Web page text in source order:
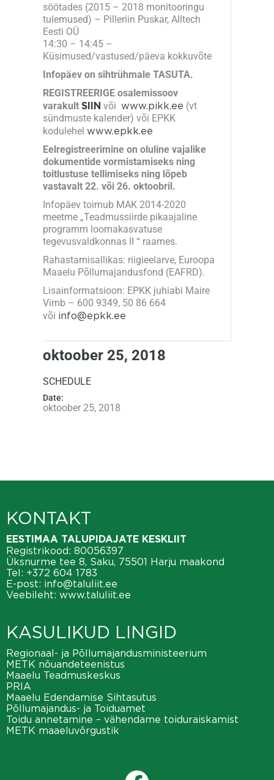
söötades (2015 – 2018 monitooringu
tulemused) – Pilleriin Puskar, Alltech
Eesti OÜ
14:30 – 14:45 –
Küsimused/vastused/päeva kokkuvõte
Infopäev on sihtrühmale TASUTA.
REGISTREERIGE osalemissoov
varakult SIIN või www.pikk.ee (vt
sündmuste kalender) või EPKK
kodulehel www.epkk.ee
Eelregistreerimine on oluline vajalike
dokumentide vormistamiseks ning
toitlustuse tellimiseks ning lõpeb
vastavalt 22. või 26. oktoobril.
Infopäev toimub MAK 2014-2020
meetme „Teadmussiirde pikaajaline
programm loomakasvatuse
tegevusvaldkonnas II “ raames.
Rahastamisallikas: riigieelarve, Euroopa
Maaelu Põllumajandusfond (EAFRD).
Lisainformatsioon: EPKK juhiabi Maire
Vimb – 600 9349, 50 86 664
või info@epkk.ee
oktoober 25, 2018
SCHEDULE
Date:
oktoober 25, 2018
KONTAKT
EESTIMAA TALUPIDAJATE KESKLIIT
Registrikood: 80056397
Üksnurme tee 8, Saku, 75501 Harju maakond
Tel: +372 604 1783
E-post: info@taluliit.ee
Veebileht: www.taluliit.ee
KASULIKUD LINGID
Regionaal- ja Põllumajandusministeerium
METK nõuandeteenistus
Maaelu Teadmuskeskus
PRIA
Maaelu Edendamise Sihtasutus
Põllumajandus- ja Toiduamet
Toidu annetamine – vähendame toiduraiskamist
METK maaeluvõrgustik